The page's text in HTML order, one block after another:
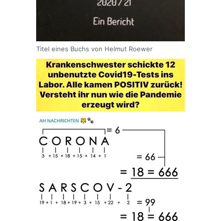
Titel eines Buchs von Helmut Roewer